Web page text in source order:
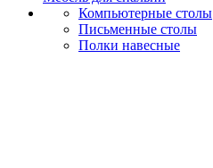
Компьютерные столы
Письменные столы
Полки навесные